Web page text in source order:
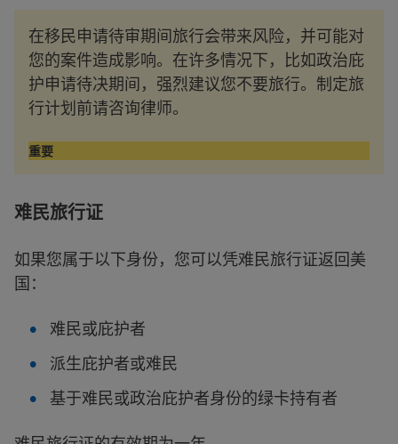
在移民申请待审期间旅行会带来风险，并可能对
您的案件造成影响。在许多情况下，比如政治庇
护申请待决期间，强烈建议您不要旅行。制定旅
行计划前请咨询律师。
重要
难民旅行证
如果您属于以下身份，您可以凭难民旅行证返回美
国：
难民或庇护者
派生庇护者或难民
基于难民或政治庇护者身份的绿卡持有者